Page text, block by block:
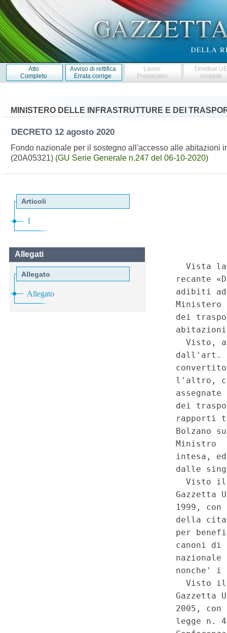
Atto
Completo
Avviso di rettifica
Errata corrige
Lavori
Preparatori
Direttive
recepite
MINISTERO DELLE INFRASTRUTTURE E DEI
DECRETO 12 agosto 2020
Fondo nazionale per il sostegno all'accesso alle abitazioni
(20A05321) (GU Serie Generale n.247 del 06-10-2020)